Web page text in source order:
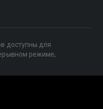
доступны для
режиме,